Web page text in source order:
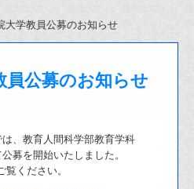
大学教員公募のお知らせ
員公募のお知らせ
、教育人間科学部教育学科
募を開始いたしました。
ください。